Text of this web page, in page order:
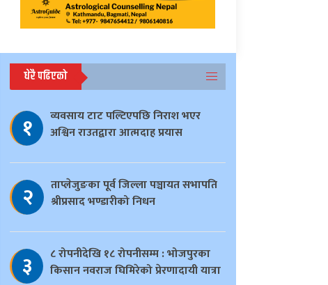
धेरै पढिएको
१
व्यवसाय टाट पल्टिएपछि निराश भएर
अश्विन राउतद्वारा आत्मदाह प्रयास
२
ताप्लेजुङका पूर्व जिल्ला पञ्चायत सभापति
श्रीप्रसाद भण्डारीको निधन
३
८ रोपनीदेखि १८ रोपनीसम्म : भोजपुरका
किसान नवराज घिमिरेको प्रेरणादायी यात्रा